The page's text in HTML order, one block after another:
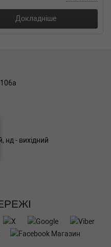
Докладніше
нд - вихідний